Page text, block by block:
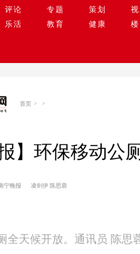
评论 专题 策划
乐活 教育 健康
首页 > >
】环保移动公
宁晚报 凌剑伊 陈思蓉
全天候开放。通讯员 陈思